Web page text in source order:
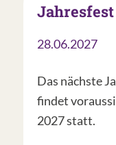
28.06.2027
Das nächste
findet
2027 statt.